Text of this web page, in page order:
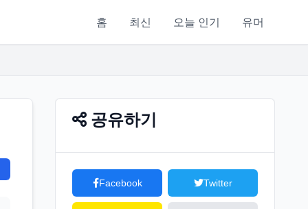
홈 최신 오늘 인기 유머
공유하기
Facebook Twitter